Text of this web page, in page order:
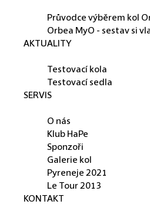
Průvodce výběrem kol
Orbea MyO - sestav si
AKTUALITY
Testovací kola
Testovací sedla
SERVIS
O nás
Klub HaPe
Sponzoři
Galerie kol
Pyreneje 2021
Le Tour 2013
KONTAKT